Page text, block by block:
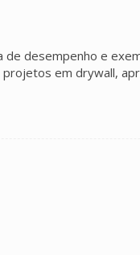
desempenho e
em drywall,